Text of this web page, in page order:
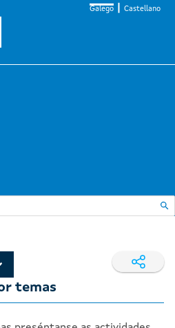
Galego Castellano
temas